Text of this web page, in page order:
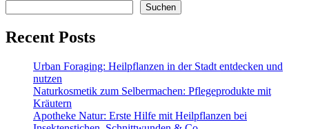
Suchen
Recent Posts
Urban Foraging: Heilpflanzen in der Stadt entdecken und
nutzen
Naturkosmetik zum Selbermachen: Pflegeprodukte mit
Kräutern
Apotheke Natur: Erste Hilfe mit Heilpflanzen bei